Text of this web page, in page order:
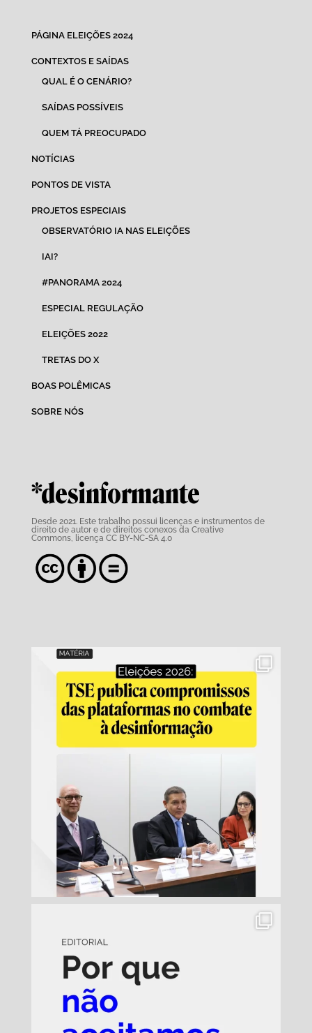
PÁGINA ELEIÇÕES 2024
CONTEXTOS E SAÍDAS
QUAL É O CENÁRIO?
SAÍDAS POSSÍVEIS
QUEM TÁ PREOCUPADO
NOTÍCIAS
PONTOS DE VISTA
PROJETOS ESPECIAIS
OBSERVATÓRIO IA NAS ELEIÇÕES
IAI?
#PANORAMA 2024
ESPECIAL REGULAÇÃO
ELEIÇÕES 2022
TRETAS DO X
BOAS POLÊMICAS
SOBRE NÓS
*desinformante
Desde 2021. Este trabalho possui licenças e instrumentos de
direito de autor e de direitos conexos da Creative
Commons, licença CC BY-NC-SA 4.0